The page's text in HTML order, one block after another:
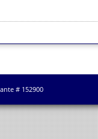
# 152900